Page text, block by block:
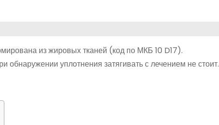
из жировых тканей (код по МКБ 10 D17).
уплотнения затягивать с лечением не стоит.